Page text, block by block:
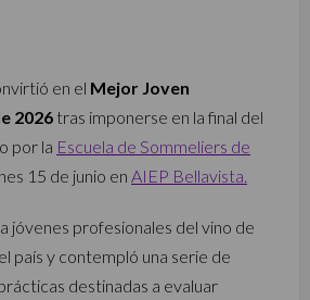
en el Mejor Joven
2026 tras imponerse en la final del
por la Escuela de Sommeliers de
15 de junio en AIEP Bellavista.
jóvenes profesionales del vino de
país y contempló una serie de
destinadas a evaluar